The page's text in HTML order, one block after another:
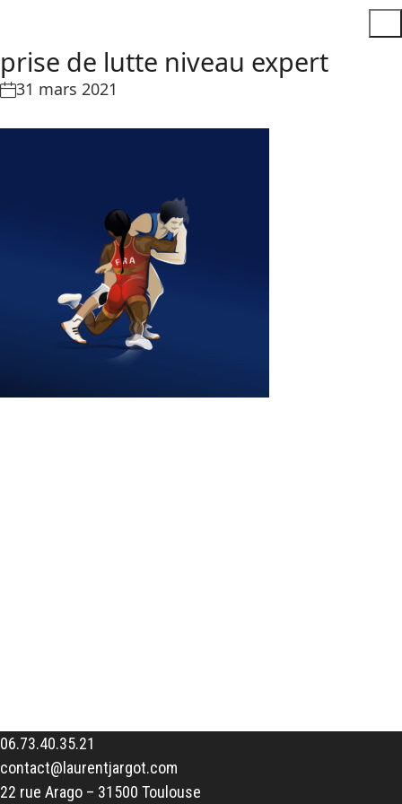
prise de lutte niveau expert
31 mars 2021
06.73.40.35.21
contact@laurentjargot.com
22 rue Arago – 31500 Toulouse